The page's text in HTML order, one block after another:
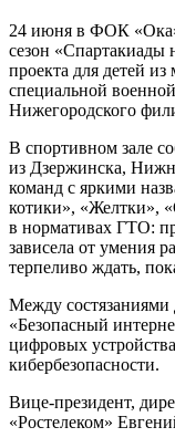
24 июня в ФОК «Ока»
сезон
проекта для детей
специальной
Нижегородского
В спортивном зале
из Дзержинска,
команд с яркими
котики», «Желтки»,
в нормативах ГТО:
зависела от умения
терпеливо ждать,
Между состязаниями
«Безопасный
цифровых
кибербезопасности.
Вице-президент,
«Ростелеком»